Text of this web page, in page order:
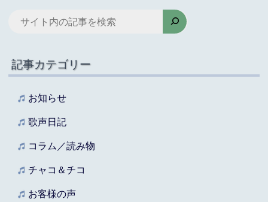
記事カテゴリー
お知らせ
歌声日記
コラム／読み物
チャコ＆チコ
お客様の声